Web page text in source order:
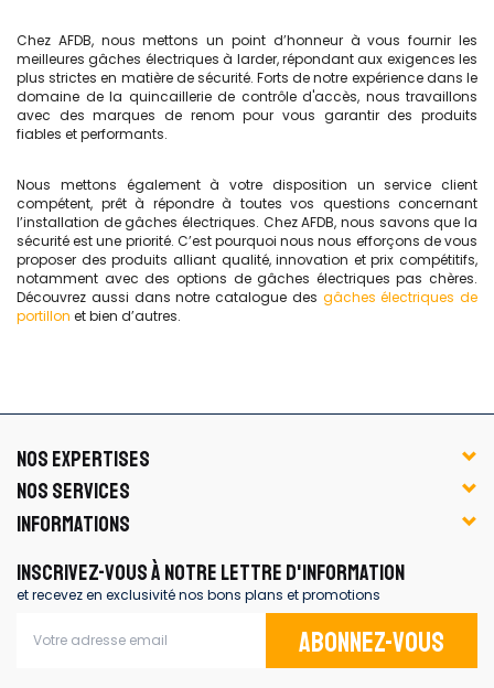
Chez AFDB, nous mettons un point d’honneur à vous fournir les
meilleures gâches électriques à larder, répondant aux exigences les
plus strictes en matière de sécurité. Forts de notre expérience dans le
domaine de la quincaillerie de contrôle d'accès, nous travaillons
avec des marques de renom pour vous garantir des produits
fiables et performants.
Nous mettons également à votre disposition un service client
compétent, prêt à répondre à toutes vos questions concernant
l’installation de gâches électriques. Chez AFDB, nous savons que la
sécurité est une priorité. C’est pourquoi nous nous efforçons de vous
proposer des produits alliant qualité, innovation et prix compétitifs,
notamment avec des options de gâches électriques pas chères.
Découvrez aussi dans notre catalogue des gâches électriques de
portillon et bien d’autres.
NOS EXPERTISES
NOS SERVICES
INFORMATIONS
INSCRIVEZ-VOUS À NOTRE LETTRE D'INFORMATION
et recevez en exclusivité nos bons plans et promotions
Abonnez-vous